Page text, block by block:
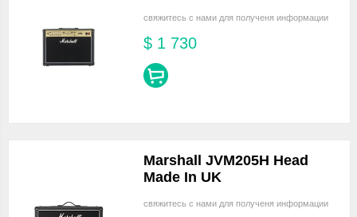
свяжитесь с нами для полученя информации
$ 1 730
Marshall JVM205H Head
Made In UK
свяжитесь с нами для полученя информации